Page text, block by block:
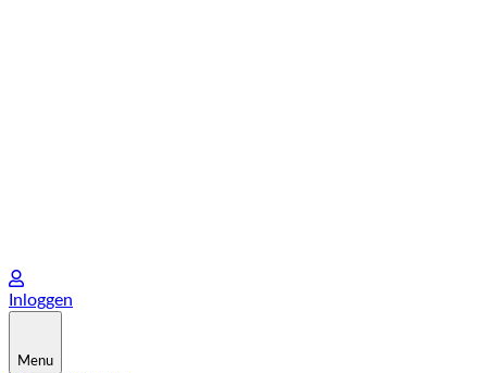
Inloggen
Menu